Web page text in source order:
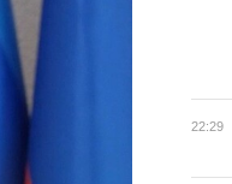
22:29